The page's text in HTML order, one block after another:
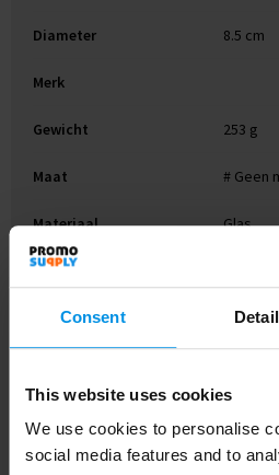
Consent
This website uses cookies
We use cookies to personalise
social media features and to
Diameter 8.5 cm
Merk
Gewicht 253 g
Maat # Geen
Materiaal Glas
Kleur
Soort